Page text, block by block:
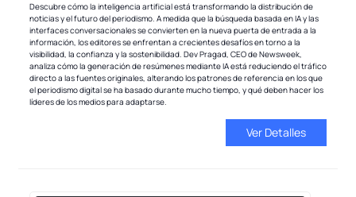
Descubre cómo la inteligencia artificial está transformando la distribución de
noticias y el futuro del periodismo. A medida que la búsqueda basada en IA y las
interfaces conversacionales se convierten en la nueva puerta de entrada a la
información, los editores se enfrentan a crecientes desafíos en torno a la
visibilidad, la confianza y la sostenibilidad. Dev Pragad, CEO de Newsweek,
analiza cómo la generación de resúmenes mediante IA está reduciendo el tráfico
directo a las fuentes originales, alterando los patrones de referencia en los que
el periodismo digital se ha basado durante mucho tiempo, y qué deben hacer los
líderes de los medios para adaptarse.
Ver Detalles